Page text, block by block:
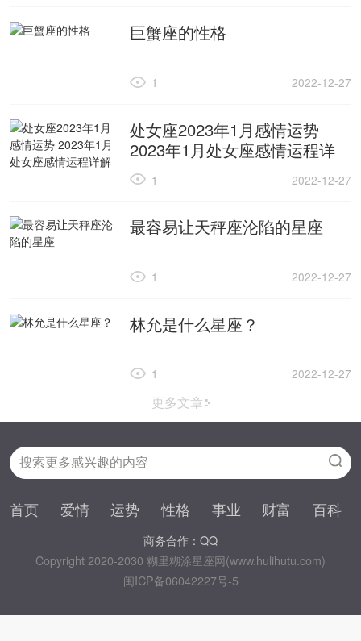
巨蟹座的性格
2022-12-27
1
处女座2023年1月感情运势
2023年1月处女座感情运程详
解
2022-12-27
1
最容易让天秤座沦陷的星座
2022-12-27
1
林允是什么星座？
2022-12-27
1
更多文章
首页 爱情 运势 性格 事业 财富 百科
商务合作：QQ
Copyright 2020-2030 糊里糊涂星座网(www.hulihutu.com)
闽ICP备06042227号-5